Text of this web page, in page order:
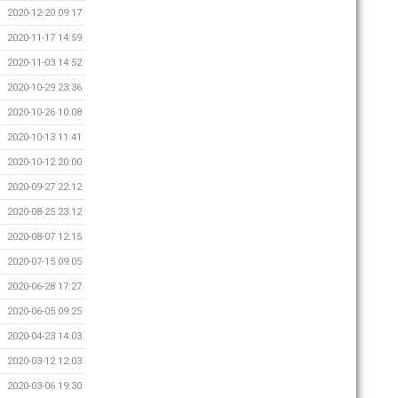
2020-12-20 09:17
2020-11-17 14:59
2020-11-03 14:52
2020-10-29 23:36
2020-10-26 10:08
2020-10-13 11:41
2020-10-12 20:00
2020-09-27 22:12
2020-08-25 23:12
2020-08-07 12:15
2020-07-15 09:05
2020-06-28 17:27
2020-06-05 09:25
2020-04-23 14:03
2020-03-12 12:03
2020-03-06 19:30